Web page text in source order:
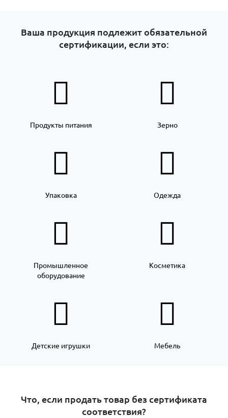
Ваша продукция подлежит обязательной
сертификации, если это:
Продукты питания Зерно
Упаковка Одежда
Промышленное
оборудование
Косметика
Детские игрушки Мебель
Что, если продать товар без сертификата
соответствия?